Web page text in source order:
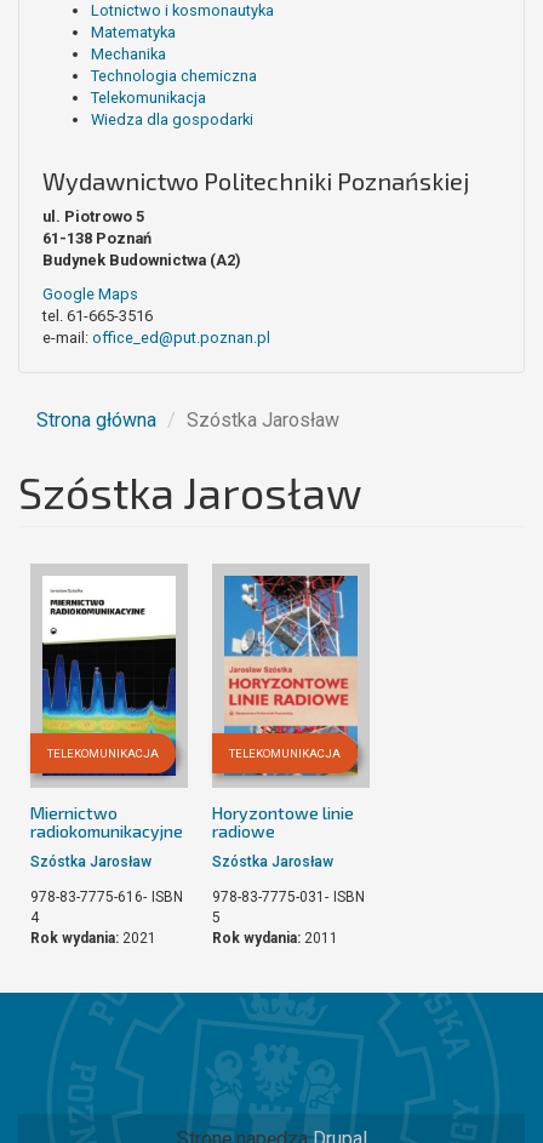
Lotnictwo i kosmonautyka
Matematyka
Mechanika
Technologia chemiczna
Telekomunikacja
Wiedza dla gospodarki
Wydawnictwo Politechniki Poznańskiej
ul. Piotrowo 5
61-138 Poznań
Budynek Budownictwa (A2)
Google Maps
tel. 61-665-3516
e-mail: office_ed@put.poznan.pl
Strona główna Szóstka Jarosław
Szóstka Jarosław
TELEKOMUNIKACJA
Miernictwo
radiokomunikacyjne
Szóstka Jarosław
978-83-7775-616-
4
ISBN
Rok wydania: 2021
TELEKOMUNIKACJA
Horyzontowe linie
radiowe
Szóstka Jarosław
978-83-7775-031-
5
ISBN
Rok wydania: 2011